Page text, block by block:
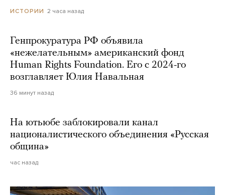
ИСТОРИИ 2 часа назад
Генпрокуратура РФ объявила
«нежелательным» американский фонд
Human Rights Foundation. Его с 2024-го
возглавляет Юлия Навальная
36 минут назад
На ютьюбе заблокировали канал
националистического объединения «Русская
община»
час назад